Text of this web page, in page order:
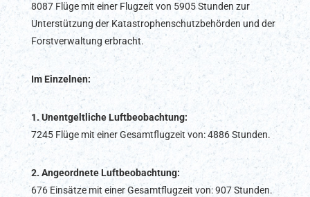
8087 Flüge mit einer Flugzeit von 5905 Stunden zur
Unterstützung der Katastrophenschutzbehörden und der
Forstverwaltung erbracht.
Im Einzelnen:
1. Unentgeltliche Luftbeobachtung:
7245 Flüge mit einer Gesamtflugzeit von: 4886 Stunden.
2. Angeordnete Luftbeobachtung:
676 Einsätze mit einer Gesamtflugzeit von: 907 Stunden.